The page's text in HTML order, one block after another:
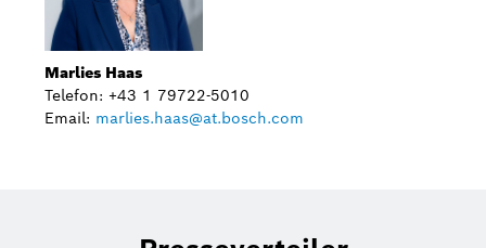
Marlies Haas
Telefon: +43 1 79722-5010
Email: marlies.haas@at.bosch.com